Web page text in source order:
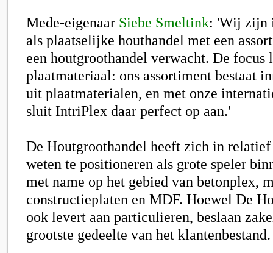
Mede-eigenaar Siebe Smeltink: 'Wij zijn
als plaatselijke houthandel met een
een houtgroothandel verwacht. De
plaatmateriaal: ons assortiment bestaat
uit plaatmaterialen, en met onze
sluit IntriPlex daar perfect op aan.'
De Houtgroothandel heeft zich in
weten te positioneren als grote speler
met name op het gebied van betonplex,
constructieplaten en MDF. Hoewel De
ook levert aan particulieren, beslaan
grootste gedeelte van het klantenbestand.